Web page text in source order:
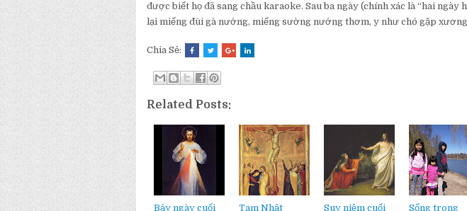
được biết họ đã sang chầu karaoke. Sau ba ngày (chính xác là “hai ngày
lại miếng đùi gà nướng, miếng sường nướng thơm, y như chó gặp
Chia Sẻ:
Related Posts:
Bảy ngày cuối
Tam Nhật
Suy niệm cuối
Sống trong